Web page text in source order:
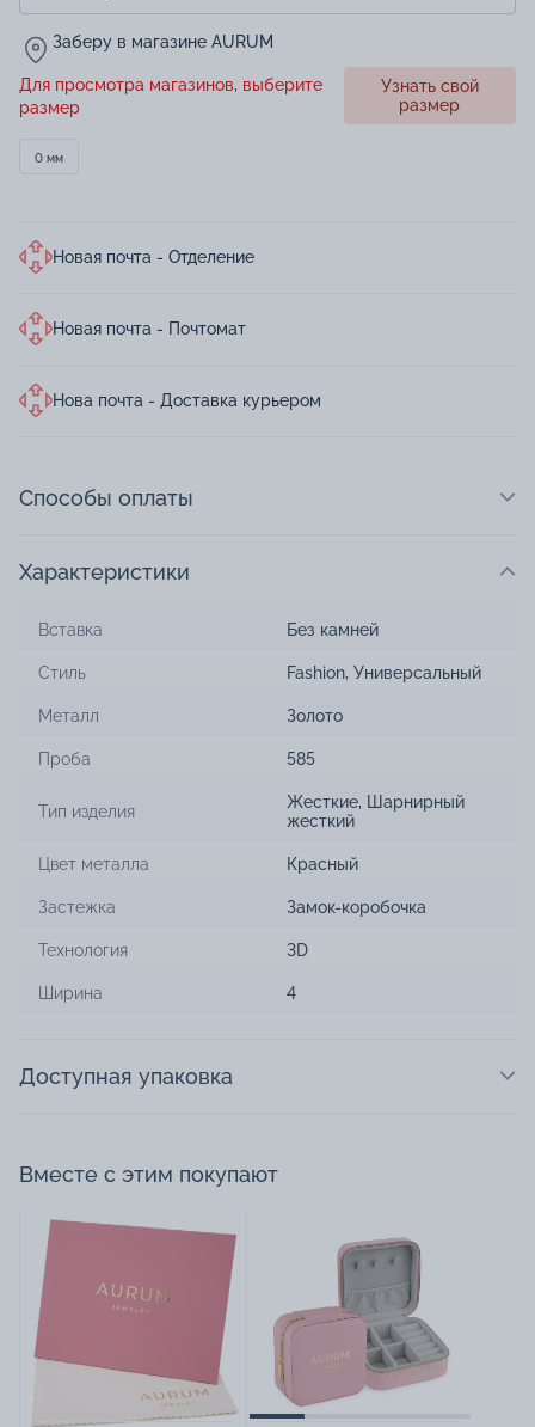
Заберу в магазине AURUM
Для просмотра магазинов, выберите
размер
Узнать свой
размер
0 мм
Новая почта - Отделение
Новая почта - Почтомат
Нова почта - Доставка курьером
Способы оплаты
Характеристики
Вставка Без камней
Стиль Fashion, Универсальный
Металл Золото
Проба 585
Тип изделия Жесткие, Шарнирный
жесткий
Цвет металла Красный
Застежка Замок-коробочка
Технология 3D
Ширина 4
Доступная упаковка
Вместе с этим покупают